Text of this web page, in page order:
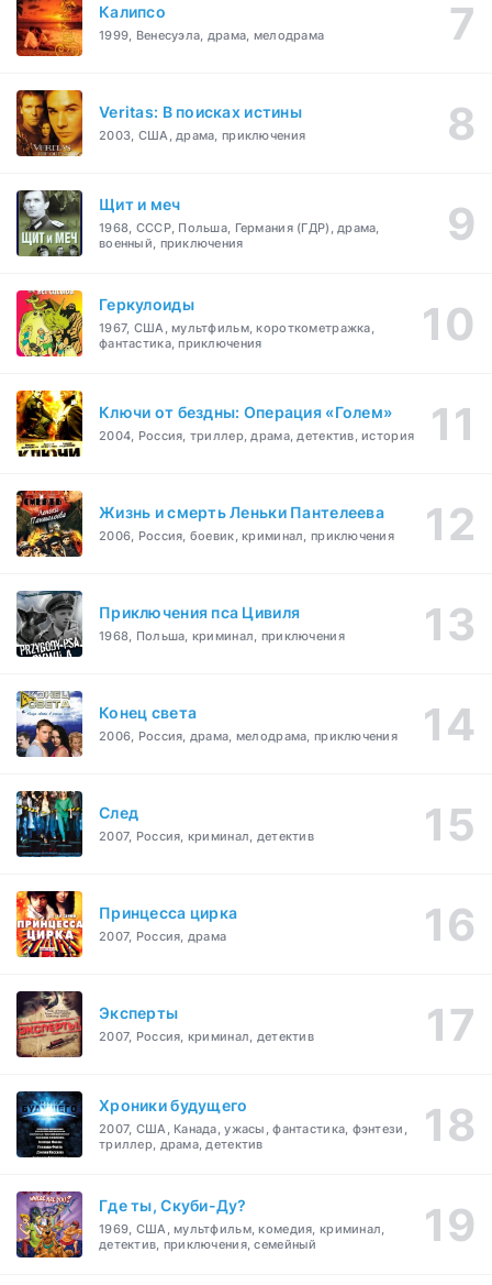
Калипсо
1999, Венесуэла, драма, мелодрама
Veritas: В поисках истины
2003, США, драма, приключения
Щит и меч
1968, СССР, Польша, Германия (ГДР), драма,
военный, приключения
Геркулоиды
1967, США, мультфильм, короткометражка,
фантастика, приключения
Ключи от бездны: Операция «Голем»
2004, Россия, триллер, драма, детектив, история
Жизнь и смерть Леньки Пантелеева
2006, Россия, боевик, криминал, приключения
Приключения пса Цивиля
1968, Польша, криминал, приключения
Конец света
2006, Россия, драма, мелодрама, приключения
След
2007, Россия, криминал, детектив
Принцесса цирка
2007, Россия, драма
Эксперты
2007, Россия, криминал, детектив
Хроники будущего
2007, США, Канада, ужасы, фантастика, фэнтези,
триллер, драма, детектив
Где ты, Скуби-Ду?
1969, США, мультфильм, комедия, криминал,
детектив, приключения, семейный